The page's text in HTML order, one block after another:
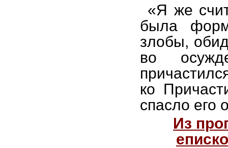
«Я же
была
злобы,
во
ко
спасло его
Из